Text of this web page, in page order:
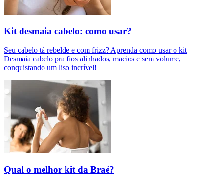
Kit desmaia cabelo: como usar?
Seu cabelo tá rebelde e com frizz? Aprenda como usar o kit
Desmaia cabelo pra fios alinhados, macios e sem volume,
conquistando um liso incrível!
Qual o melhor kit da Braé?